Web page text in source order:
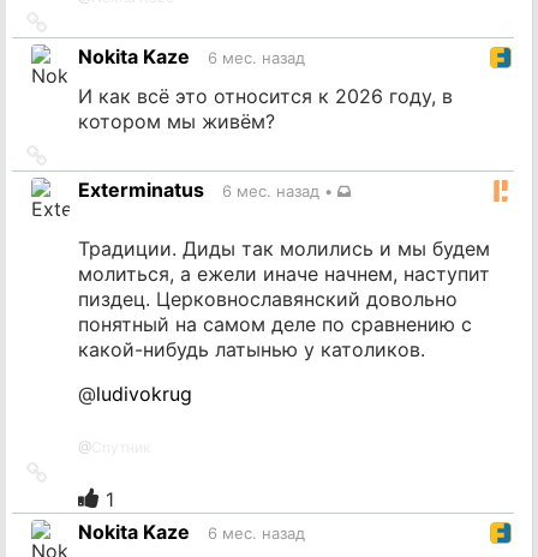
на
источник
Nokita Kaze 6 мес. назад
И как всё это относится к 2026 году, в
котором мы живём?
на
источник
Exterminatus 6 мес. назад •
Традиции. Диды так молились и мы будем
молиться, а ежели иначе начнем, наступит
пиздец. Церковнославянский довольно
понятный на самом деле по сравнению с
какой-нибудь латынью у католиков.
@ludivokrug
@
источник
1
Nokita Kaze
6 мес. назад